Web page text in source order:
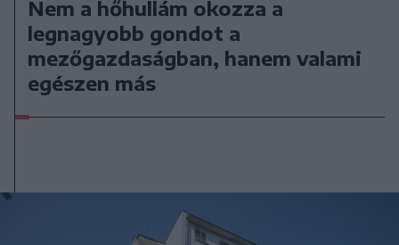
Nem a hőhullám okozza a
legnagyobb gondot a
mezőgazdaságban, hanem valami
egészen más